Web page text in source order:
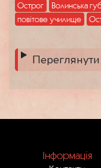
Острог
Волинська
повітове училище
Інформація